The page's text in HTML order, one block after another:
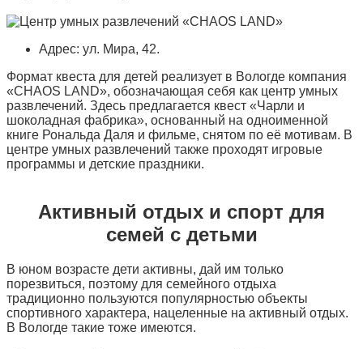
Адрес: ул. Мира, 42.
Формат квеста для детей реализует в Вологде компания
«CHAOS LAND», обозначающая себя как центр умных
развлечений. Здесь предлагается квест «Чарли и
шоколадная фабрика», основанный на одноименной
книге Рональда Даля и фильме, снятом по её мотивам. В
центре умных развлечений также проходят игровые
программы и детские праздники.
Активный отдых и спорт для
семей с детьми
В юном возрасте дети активны, дай им только
порезвиться, поэтому для семейного отдыха
традиционно пользуются популярностью объекты
спортивного характера, нацеленные на активный отдых.
В Вологде такие тоже имеются.